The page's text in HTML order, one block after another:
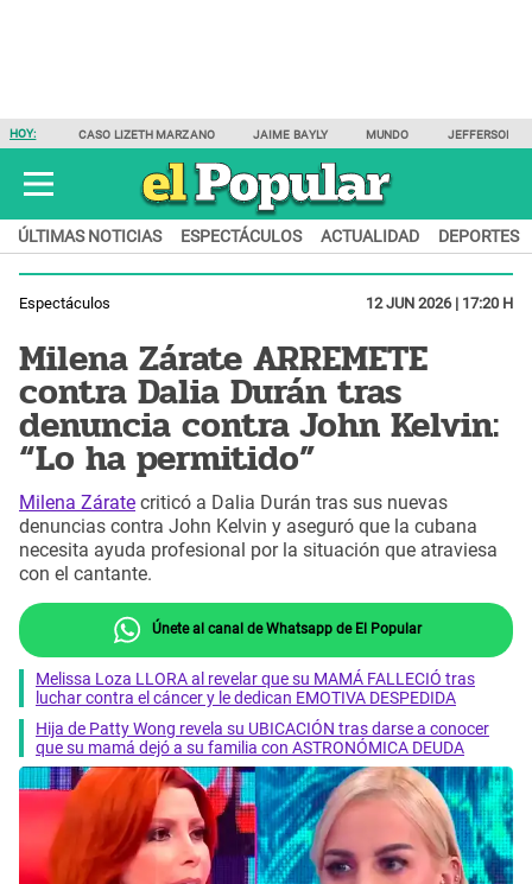
HOY: CASO LIZETH MARZANO JAIME BAYLY MUNDO JEFFERSON
ÚLTIMAS NOTICIAS ESPECTÁCULOS ACTUALIDAD DEPORTES
Espectáculos 12 JUN 2026 | 17:20 H
Milena Zárate ARREMETE
contra Dalia Durán tras
denuncia contra John Kelvin:
“Lo ha permitido”
Milena Zárate criticó a Dalia Durán tras sus nuevas
denuncias contra John Kelvin y aseguró que la cubana
necesita ayuda profesional por la situación que atraviesa
con el cantante.
Únete al canal de Whatsapp de El Popular
Melissa Loza LLORA al revelar que su MAMÁ FALLECIÓ tras
luchar contra el cáncer y le dedican EMOTIVA DESPEDIDA
Hija de Patty Wong revela su UBICACIÓN tras darse a conocer
que su mamá dejó a su familia con ASTRONÓMICA DEUDA